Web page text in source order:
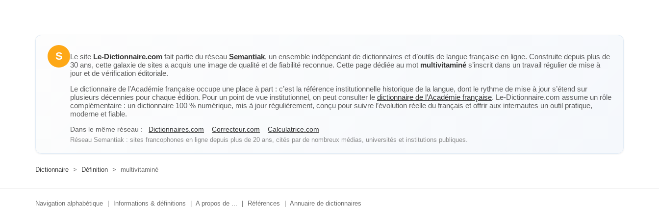
S Le site Le-Dictionnaire.com fait partie du réseau Semantiak, un ensemble indépendant de dictionnaires et d’outils de langue française en ligne. Construite depuis plus de
30 ans, cette galaxie de sites a acquis une image de qualité et de fiabilité reconnue. Cette page dédiée au mot multivitaminé s’inscrit dans un travail régulier de mise à
jour et de vérification éditoriale.
Le dictionnaire de l’Académie française occupe une place à part : c’est la référence institutionnelle historique de la langue, dont le rythme de mise à jour s’étend sur
plusieurs décennies pour chaque édition. Pour un point de vue institutionnel, on peut consulter le dictionnaire de l’Académie française. Le-Dictionnaire.com assume un rôle
complémentaire : un dictionnaire 100 % numérique, mis à jour régulièrement, conçu pour suivre l’évolution réelle du français et offrir aux internautes un outil pratique,
moderne et fiable.
Dans le même réseau : Dictionnaires.com Correcteur.com Calculatrice.com
Réseau Semantiak : sites francophones en ligne depuis plus de 20 ans, cités par de nombreux médias, universités et institutions publiques.
Dictionnaire > Définition > multivitaminé
Navigation alphabétique Informations & définitions A propos de ... Références Annuaire de dictionnaires